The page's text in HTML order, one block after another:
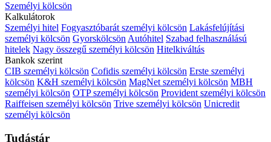
Személyi kölcsön
Kalkulátorok
Személyi hitel Fogyasztóbarát személyi kölcsön Lakásfelújítási
személyi kölcsön Gyorskölcsön Autóhitel Szabad felhasználású
hitelek Nagy összegű személyi kölcsön Hitelkiváltás
Bankok szerint
CIB személyi kölcsön Cofidis személyi kölcsön Erste személyi
kölcsön K&H személyi kölcsön MagNet személyi kölcsön MBH
személyi kölcsön OTP személyi kölcsön Provident személyi kölcsön
Raiffeisen személyi kölcsön Trive személyi kölcsön Unicredit
személyi kölcsön
Tudástár